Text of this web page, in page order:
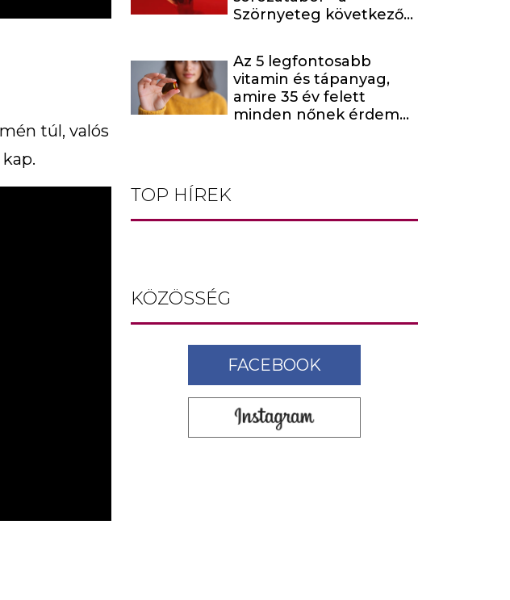
túl, valós
Szörnyeteg következő
fel
Az 5 legfontosabb
vitamin és tápanyag,
amire 35 év felett
minden nőnek érdemes
TOP HÍREK
KÖZÖSSÉG
FACEBOOK